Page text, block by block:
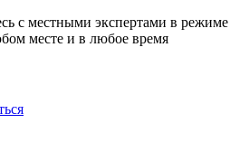
с местными экспертами в режиме
месте и в любое время